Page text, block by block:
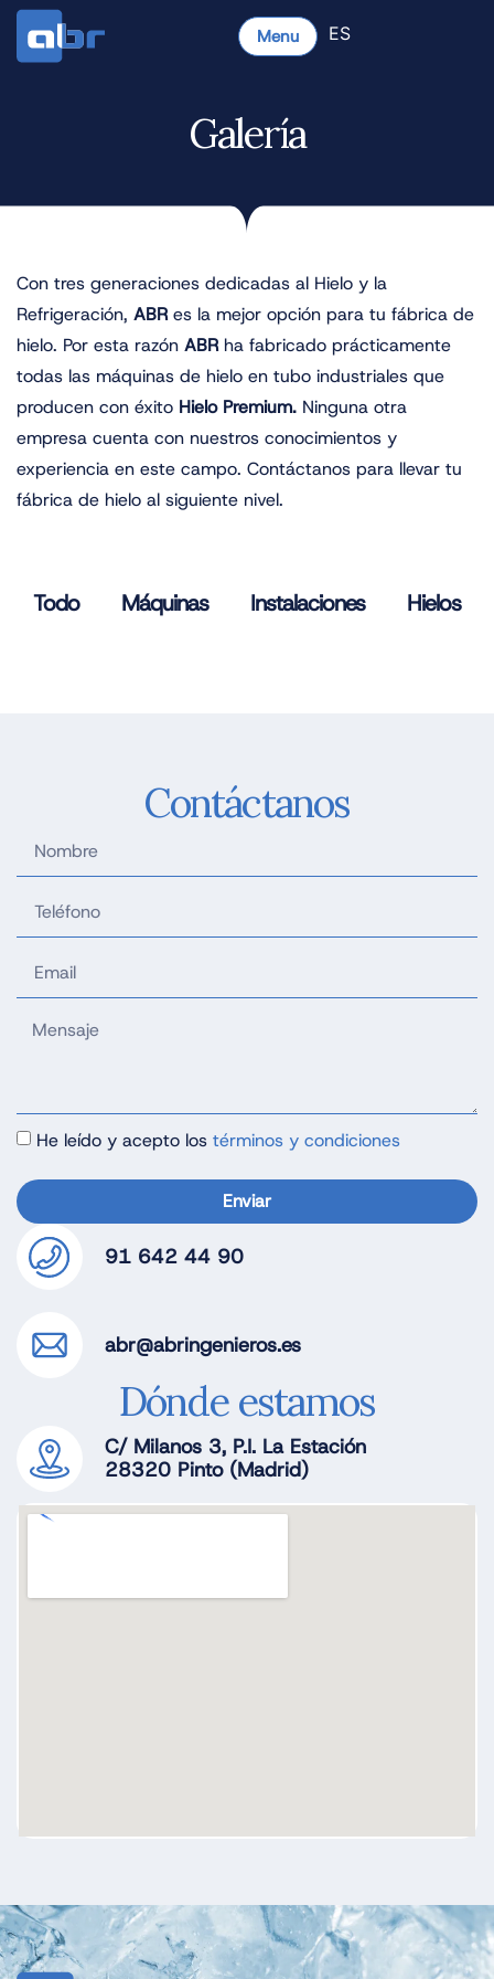
Menu ES
Galería
Con tres generaciones dedicadas al Hielo y la
Refrigeración, ABRes la mejor opción para tu fábrica de
hielo. Por esta razón ABRha fabricado prácticamente
todas las máquinas de hielo en tubo industriales que
producen con éxito Hielo Premium. Ninguna otra
empresa cuenta con nuestros conocimientos y
experiencia en este campo. Contáctanos para llevar tu
fábrica de hielo al siguiente nivel.
Todo Máquinas Instalaciones Hielos
Contáctanos
He leído y acepto los términos y condiciones
Enviar
91 642 44 90
abr@abringenieros.es
Dónde estamos​
C/ Milanos 3, P.I. La Estación
28320 Pinto (Madrid)